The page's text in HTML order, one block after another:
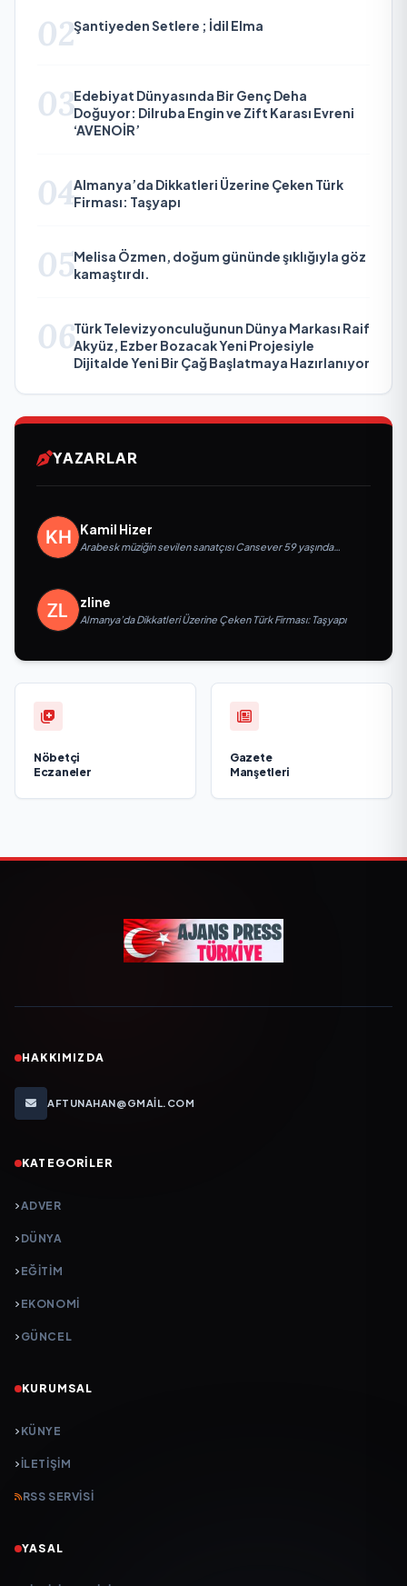
02Şantiyeden Setlere ; İdil Elma
03Edebiyat Dünyasında Bir Genç Deha
Doğuyor: Dilruba Engin ve Zift Karası Evreni
‘AVENOİR’
04Almanya’da Dikkatleri Üzerine Çeken Türk
Firması: Taşyapı
05Melisa Özmen, doğum gününde şıklığıyla göz
kamaştırdı.
06Türk Televizyonculuğunun Dünya Markası Raif
Akyüz, Ezber Bozacak Yeni Projesiyle
Dijitalde Yeni Bir Çağ Başlatmaya Hazırlanıyor
YAZARLAR
Kamil Hizer
Arabesk müziğin sevilen sanatçısı Cansever 59 yaşında
zline
Almanya’da Dikkatleri Üzerine Çeken Türk Firması: Taşyapı
Nöbetçi
Eczaneler
Gazete
Manşetleri
HAKKIMIZDA
AFTUNAHAN@GMAIL.COM
KATEGORILER
ADVER
DÜNYA
EĞİTİM
EKONOMİ
GÜNCEL
KURUMSAL
KÜNYE
İLETIŞIM
RSS SERVISI
YASAL